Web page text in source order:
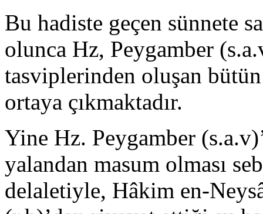
Bu hadiste geçen sünnete
olunca Hz, Peygamber
tasviplerinden oluşan
ortaya çıkmaktadır.
Yine Hz. Peygamber
yalan­dan masum olması
delaletiyle, Hâkim en-